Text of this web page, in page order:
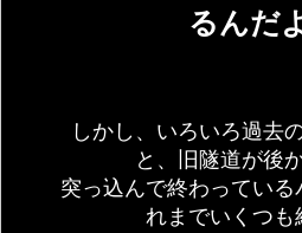
るんだ
しかし、いろいろ過去
と、旧隧道が後
突っ込んで終わってい
れまでいくつも